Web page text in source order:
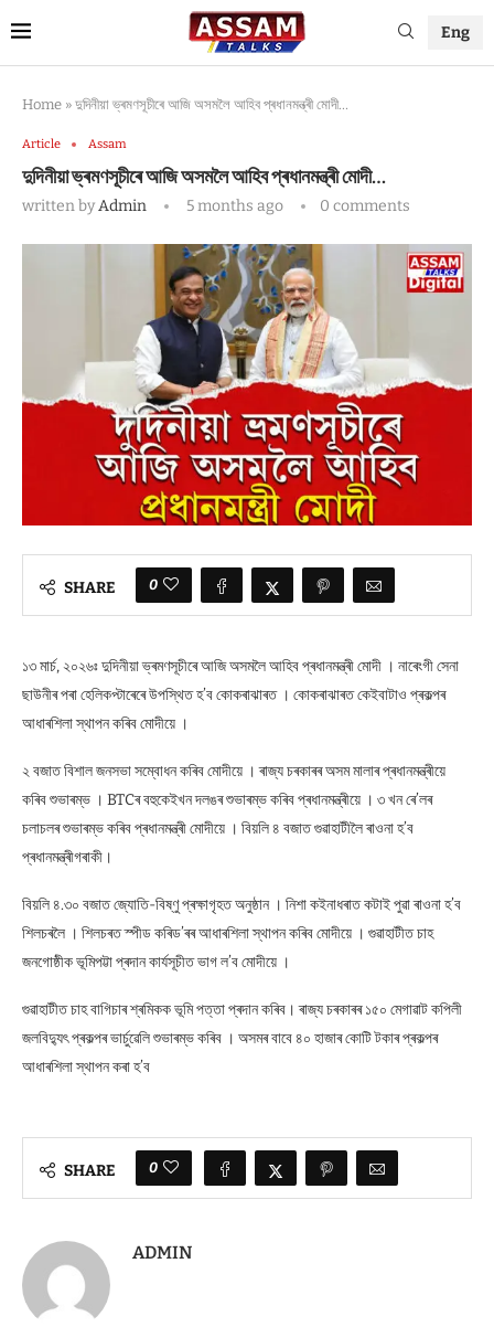
Eng
Home » দুদিনীয়া ভ্ৰমণসূচীৰে আজি অসমলৈ আহিব প্ৰধানমন্ত্ৰী মোদী…
Article Assam
দুদিনীয়া ভ্ৰমণসূচীৰে আজি অসমলৈ আহিব প্ৰধানমন্ত্ৰী মোদী…
written byAdmin 5 months ago 0 comments
SHARE 0
১৩ মাৰ্চ, ২০২৬ঃ দুদিনীয়া ভ্ৰমণসূচীৰে আজি অসমলৈ আহিব প্ৰধানমন্ত্ৰী মোদী । নাৰেংগী সেনা
ছাউনীৰ পৰা হেলিকপ্টাৰেৰে উপস্থিত হ’ব কোকৰাঝাৰত । কোকৰাঝাৰত কেইবাটাও প্ৰকল্পৰ
আধাৰশিলা স্থাপন কৰিব মোদীয়ে ।
২ বজাত বিশাল জনসভা সম্বোধন কৰিব মোদীয়ে । ৰাজ্য চৰকাৰৰ অসম মালাৰ প্ৰধানমন্ত্ৰীয়ে
কৰিব শুভাৰম্ভ । BTCৰ বহুকেইখন দলঙৰ শুভাৰম্ভ কৰিব প্ৰধানমন্ত্ৰীয়ে । ৩ খন ৰে’লৰ
চলাচলৰ শুভাৰম্ভ কৰিব প্ৰধানমন্ত্ৰী মোদীয়ে । বিয়লি ৪ বজাত গুৱাহাটীলৈ ৰাওনা হ’ব
প্ৰধানমন্ত্ৰীগৰাকী।
বিয়লি ৪.৩০ বজাত জ্যোতি-বিষ্ণু প্ৰক্ষাগৃহত অনুষ্ঠান । নিশা কইনাধৰাত কটাই পুৱা ৰাওনা হ’ব
শিলচৰলৈ । শিলচৰত স্পীড কৰিড’ৰৰ আধাৰশিলা স্থাপন কৰিব মোদীয়ে । গুৱাহাটীত চাহ
জনগোষ্ঠীক ভূমিপট্টা প্ৰদান কাৰ্যসূচীত ভাগ ল’ব মোদীয়ে ।
গুৱাহাটীত চাহ বাগিচাৰ শ্ৰমিকক ভূমি পত্তা প্ৰদান কৰিব। ৰাজ্য চৰকাৰৰ ১৫০ মেগাৱাট কপিলী
জলবিদ্যুৎ প্ৰকল্পৰ ভাৰ্চুৱেলি শুভাৰম্ভ কৰিব । অসমৰ বাবে ৪০ হাজাৰ কোটি টকাৰ প্ৰকল্পৰ
আধাৰশিলা স্থাপন কৰা হ’ব
SHARE 0
ADMIN